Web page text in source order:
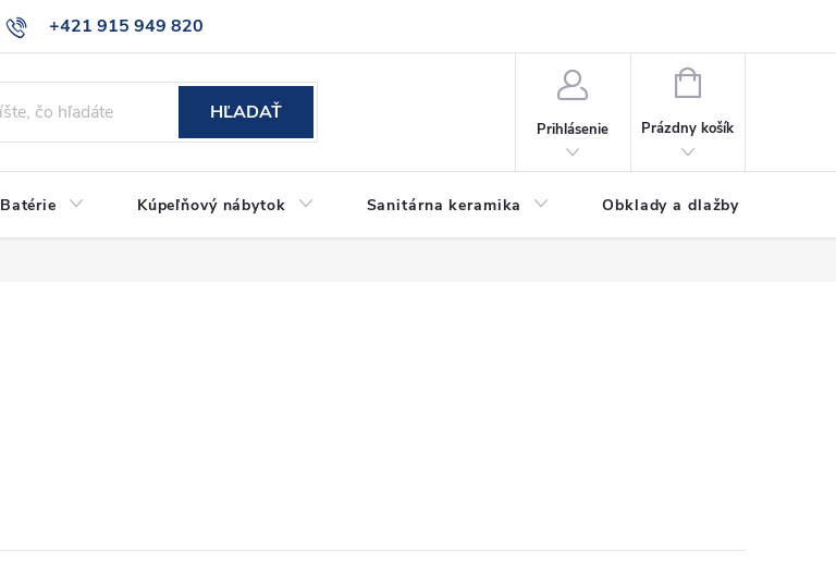
+421 915 949 820
HĽADAŤ
Prihlásenie
NÁKUPNÝ
Prázdny košík
Batérie Kúpeľňový nábytok Sanitárna keramika Obklady a dlažby